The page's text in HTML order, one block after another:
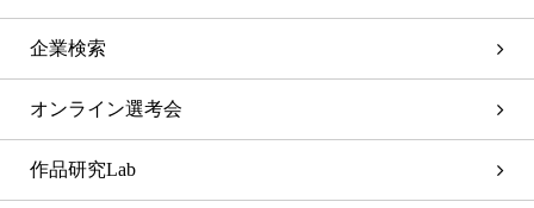
企業検索
オンライン選考会
作品研究Lab